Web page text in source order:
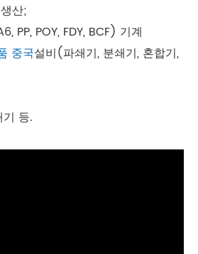
산;
PP, POY, FDY, BCF) 기계
중국설비(파쇄기, 분쇄기, 혼합기,
등.